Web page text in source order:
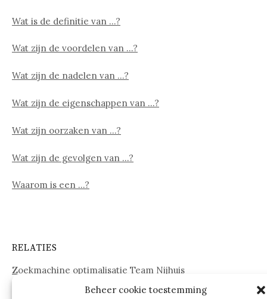
Beheer cookie toestemming
Wat is de definitie van …?
Wat zijn de voordelen van …?
Wat zijn de nadelen van …?
Wat zijn de eigenschappen van …?
Wat zijn oorzaken van …?
Wat zijn de gevolgen van …?
Waarom is een …?
RELATIES
Zoekmachine optimalisatie Team Nijhuis